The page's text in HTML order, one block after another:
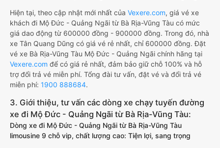
Hiện tại, theo cập nhật mới nhất của Vexere.com, giá vé xe
khách đi Mộ Đức - Quảng Ngãi từ Bà Rịa-Vũng Tàu có mức
giá dao động từ 600000 đồng - 900000 đồng. Trong đó, nhà
xe Tân Quang Dũng có giá vé rẻ nhất, chỉ 600000 đồng. Đặt
vé xe Bà Rịa-Vũng Tàu Mộ Đức - Quảng Ngãi chính hãng tại
Vexere.com để có giá rẻ nhất, đảm bảo giữ chỗ 100% và hỗ
trợ đổi trả vé miễn phí. Tổng đài tư vấn, đặt vé và đổi trả vé
miễn phí: 1900 888684.
3. Giới thiệu, tư vấn các dòng xe chạy tuyến đường
xe đi Mộ Đức - Quảng Ngãi từ Bà Rịa-Vũng Tàu:
Dòng xe đi Mộ Đức - Quảng Ngãi từ Bà Rịa-Vũng Tàu
limousine 9 chỗ vip, chất lượng cao: Tiện lợi, sang trọng